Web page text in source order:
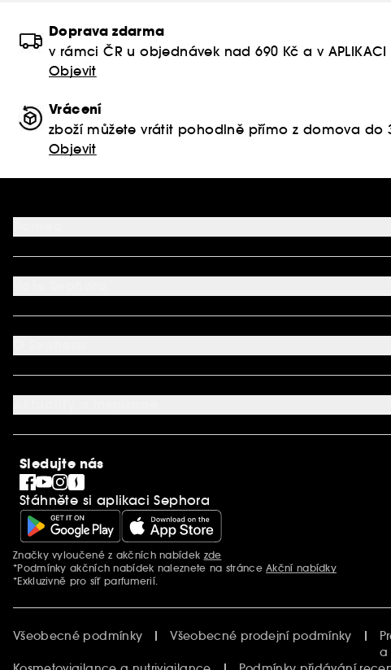
Doprava zdarma
v rámci ČR u objednávek nad 690 Kč a v APLIKACI
Objevit
Vrácení
zboží můžete vrátit pohodlně přímo z domova do
Objevit
FAQ
Podmínky Nabídek
Kontaktujte nás
Mapa stránky
Můj účet
Aplikace SEPHORA
Nastavení souborů cookie
O společnosti Sephora
Kariéra
SEPHORiA
Blog Sephora
Singles´ Day
Black Friday
Cyber Monday
Vánoce
Sledujte nás
Stáhněte si aplikaci Sephora
Další informace
Značky vyloučené z akčních nabídek zde
*Podmínky akčních nabídek naleznete na stránceAkční nabídky
*Exkluzivně pro síť parfumerií.
Všeobecné podmínky Všeobecné prodejní podmínky
a